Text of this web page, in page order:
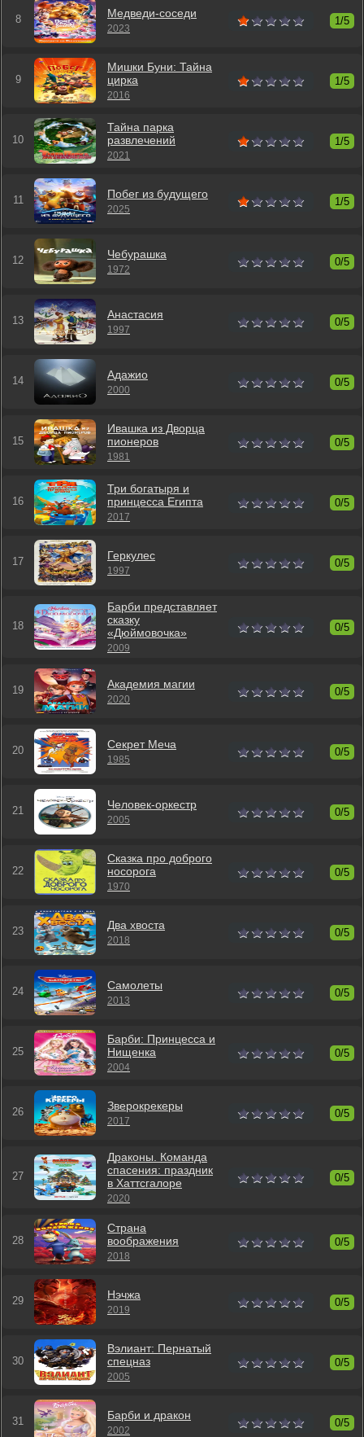
Медведи-соседи
2023
1/5
Мишки Буни: Тайна
цирка
2016
1/5
Тайна парка
развлечений
2021
1/5
Побег из будущего
2025
1/5
Чебурашка
1972
0/5
Анастасия
1997
0/5
Адажио
2000
0/5
Ивашка из Дворца
пионеров
1981
0/5
Три богатыря и
принцесса Египта
2017
0/5
Геркулес
1997
0/5
Барби представляет
сказку
«Дюймовочка»
2009
0/5
Академия магии
2020
0/5
Секрет Меча
1985
0/5
Человек-оркестр
2005
0/5
Сказка про доброго
носорога
1970
0/5
Два хвоста
2018
0/5
Самолеты
2013
0/5
Барби: Принцесса и
Нищенка
2004
0/5
Зверокрекеры
2017
0/5
Драконы. Команда
спасения: праздник
в Хаттсгалоре
2020
0/5
Страна
воображения
2018
0/5
Нэчжа
2019
0/5
Вэлиант: Пернатый
спецназ
2005
0/5
Барби и дракон
2002
0/5